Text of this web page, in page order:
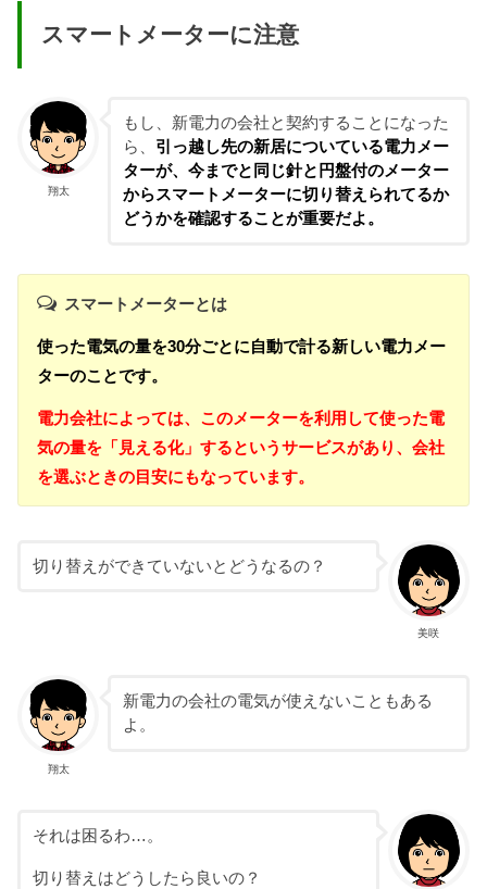
スマートメーターに注意
翔太
もし、新電力の会社と契約することになった
ら、 引っ越し先の新居についている電力メー
ターが、今までと同じ針と円盤付のメーター
からスマートメーターに切り替えられてるか
どうかを確認することが重要だよ。
スマートメーターとは
使った電気の量を30分ごとに自動で計る新しい電力メー
ターのことです。
電力会社によっては、このメーターを利用して使った電
気の量を「見える化」するというサービスがあり、会社
を選ぶときの目安にもなっています。
美咲
切り替えができていないとどうなるの？
翔太
新電力の会社の電気が使えないこともある
よ。
それは困るわ…。
切り替えはどうしたら良いの？